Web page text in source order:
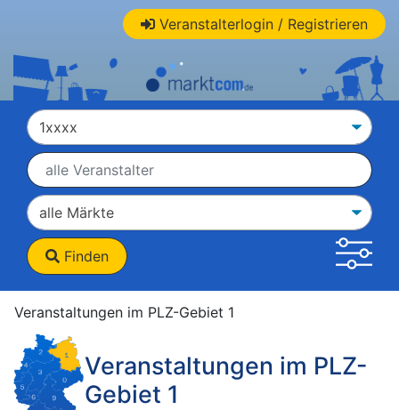
Veranstalterlogin / Registrieren
Finden
Veranstaltungen im PLZ-Gebiet 1
Veranstaltungen im PLZ-
Gebiet 1